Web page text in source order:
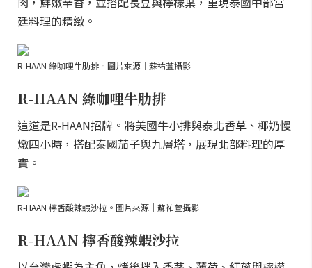
廷料理的精緻。
R-HAAN 綠咖哩牛肋排。圖片來源｜蘇祐萱攝影
R-HAAN 綠咖哩牛肋排
這道是R-HAAN招牌。將美國牛小排與泰北香草、椰奶慢
燉四小時，搭配泰國茄子與九層塔，展現北部料理的厚
實。
R-HAAN 檸香酸辣蝦沙拉。圖片來源｜蘇祐萱攝影
R-HAAN 檸香酸辣蝦沙拉